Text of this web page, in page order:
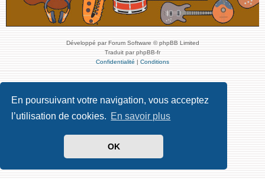
En poursuivant votre navigation, vous acceptez
l’utilisation de cookies. En savoir plus
OK
Développé par Forum Software © phpBB Limited
Traduit par phpBB-fr
Confidentialité | Conditions